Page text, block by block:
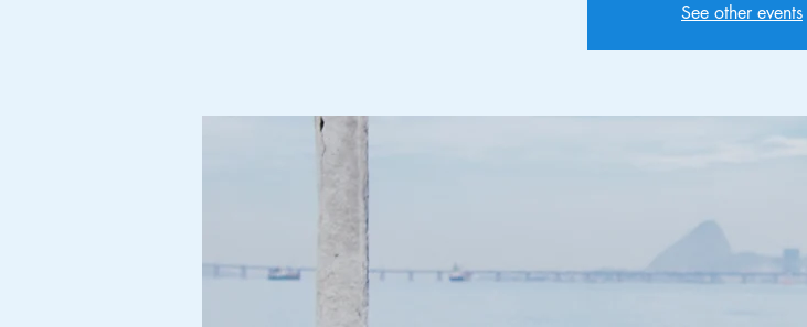
See other events